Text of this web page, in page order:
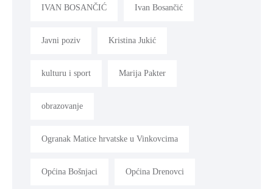
IVAN BOSANČIĆ Ivan Bosančić
Javni poziv Kristina Jukić
kulturu i sport Marija Pakter
obrazovanje
Ogranak Matice hrvatske u Vinkovcima
Općina Bošnjaci Općina Drenovci